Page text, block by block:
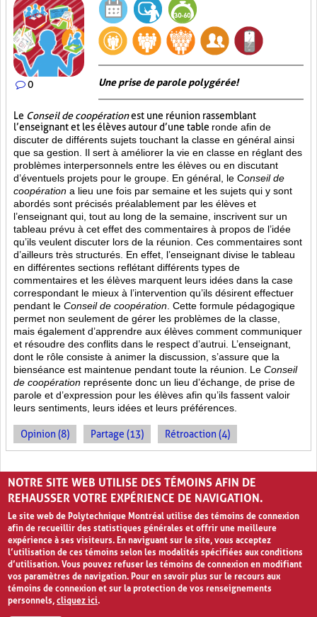
0 Une prise de parole polygérée!
Le Conseil de coopérationest une réunion rassemblant
l’enseignant et les élèves autour d’une table ronde afin de
discuter de différents sujets touchant la classe en général ainsi
que sa gestion. Il sert à améliorer la vie en classe en réglant des
problèmes interpersonnels entre les élèves ou en discutant
d’éventuels projets pour le groupe. En général, le Conseil de
coopération a lieu une fois par semaine et les sujets qui y sont
abordés sont précisés préalablement par les élèves et
l’enseignant qui, tout au long de la semaine, inscrivent sur un
tableau prévu à cet effet des commentaires à propos de l’idée
qu’ils veulent discuter lors de la réunion. Ces commentaires sont
d’ailleurs très structurés. En effet, l’enseignant divise le tableau
en différentes sections reflétant différents types de
commentaires et les élèves marquent leurs idées dans la case
correspondant le mieux à l’intervention qu’ils désirent effectuer
pendant le Conseil de coopération . Cette formule pédagogique
permet non seulement de gérer les problèmes de la classe,
mais également d’apprendre aux élèves comment communiquer
et résoudre des conflits dans le respect d’autrui. L’enseignant,
dont le rôle consiste à animer la discussion, s’assure que la
bienséance est maintenue pendant toute la réunion. Le Conseil
de coopération représente donc un lieu d’échange, de prise de
parole et d’expression pour les élèves afin qu’ils fassent valoir
leurs sentiments, leurs idées et leurs préférences.
Opinion (8) Partage (13) Rétroaction (4)
PAGES
« ‹ 1 2
NOTRE SITE WEB UTILISE DES TÉMOINS AFIN DE
REHAUSSER VOTRE EXPÉRIENCE DE NAVIGATION.
Le site web de Polytechnique Montréal utilise des témoins de connexion
afin de recueillir des statistiques générales et offrir une meilleure
expérience à ses visiteurs. En naviguant sur le site, vous acceptez
l’utilisation de ces témoins selon les modalités spécifiées aux conditions
d’utilisation. Vous pouvez refuser les témoins de connexion en modifiant
vos paramètres de navigation. Pour en savoir plus sur le recours aux
témoins de connexion et sur la protection de vos renseignements
personnels,cliquez ici.